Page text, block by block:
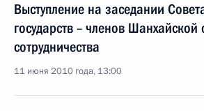
Выступление на заседании
государств – членов
сотрудничества
11 июня 2010 года, 13:00